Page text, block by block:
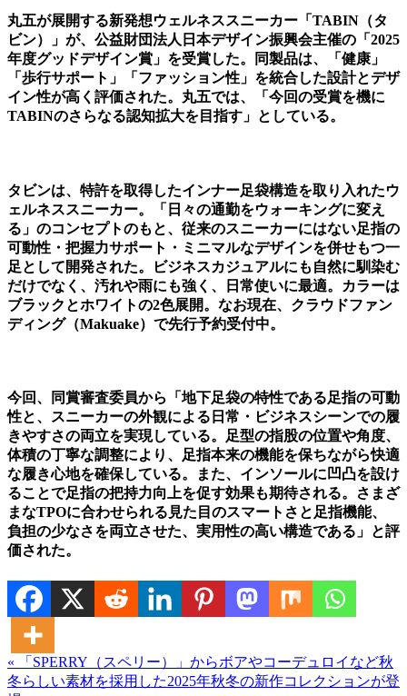
丸五が展開する新発想ウェルネススニーカー「TABIN（タ
ビン）」が、公益財団法人日本デザイン振興会主催の「2025
年度グッドデザイン賞」を受賞した。同製品は、「健康」
「歩行サポート」「ファッション性」を統合した設計とデザ
イン性が高く評価された。丸五では、「今回の受賞を機に
TABINのさらなる認知拡大を目指す」としている。
タビンは、特許を取得したインナー足袋構造を取り入れたウ
ェルネススニーカー。「日々の通勤をウォーキングに変え
る」のコンセプトのもと、従来のスニーカーにはない足指の
可動性・把握力サポート・ミニマルなデザインを併せもつ一
足として開発された。ビジネスカジュアルにも自然に馴染む
だけでなく、汚れや雨にも強く、日常使いに最適。カラーは
ブラックとホワイトの2色展開。なお現在、クラウドファン
ディング（Makuake）で先行予約受付中。
今回、同賞審査委員から「地下足袋の特性である足指の可動
性と、スニーカーの外観による日常・ビジネスシーンでの履
きやすさの両立を実現している。足型の指股の位置や角度、
体積の丁寧な調整により、足指本来の機能を保ちながら快適
な履き心地を確保している。また、インソールに凹凸を設け
ることで足指の把持力向上を促す効果も期待される。さまざ
まなTPOに合わせられる見た目のスマートさと足指機能、
負担の少なさを両立させた、実用性の高い構造である」と評
価された。
« 「SPERRY（スペリー）」からボアやコーデュロイなど秋
冬らしい素材を採用した2025年秋冬の新作コレクションが登